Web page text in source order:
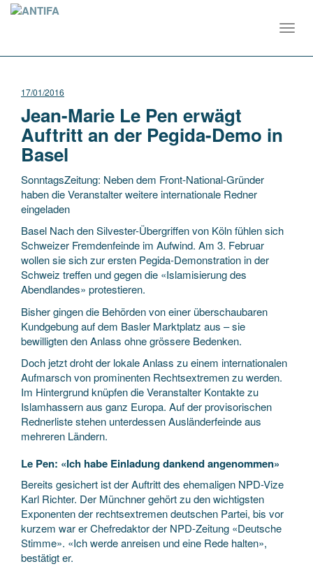
17/01/2016
Jean-Marie Le Pen erwägt
Auftritt an der Pegida-Demo in
Basel
SonntagsZeitung: Neben dem Front-National-Gründer
haben die Veranstalter weitere internationale Redner
eingeladen
Basel Nach den Silvester-Übergriffen von Köln fühlen sich
Schweizer Fremdenfeinde im Aufwind. Am 3. Februar
wollen sie sich zur ersten Pegida-Demonstration in der
Schweiz treffen und gegen die «Islamisierung des
Abendlandes» protestieren.
Bisher gingen die Behörden von einer überschaubaren
Kundgebung auf dem Basler Marktplatz aus – sie
bewilligten den Anlass ohne grössere Bedenken.
Doch jetzt droht der lokale Anlass zu einem internationalen
Aufmarsch von prominenten Rechtsextremen zu werden.
Im Hintergrund knüpfen die Veranstalter Kontakte zu
Islamhassern aus ganz Europa. Auf der provisorischen
Rednerliste stehen unterdessen Ausländerfeinde aus
mehreren Ländern.
Le Pen: «Ich habe Einladung dankend angenommen»
Bereits gesichert ist der Auftritt des ehemaligen NPD-Vize
Karl Richter. Der Münchner gehört zu den wichtigsten
Exponenten der rechtsextremen deutschen Partei, bis vor
kurzem war er Chefredaktor der NPD-Zeitung «Deutsche
Stimme». «Ich werde anreisen und eine Rede halten»,
bestätigt er.